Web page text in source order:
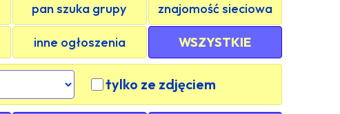
pan szuka grupy znajomość sieciowa
inne ogłoszenia WSZYSTKIE
tylko ze zdjęciem